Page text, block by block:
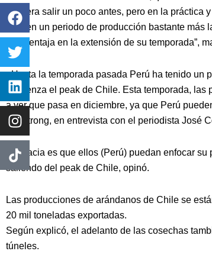
quisiera salir un poco antes, pero en la práctica
, tienen un periodo de producción bastante
una ventaja en la extensión de su temporada”,
«Hasta la temporada pasada Perú ha tenido un
comienza el peak de Chile. Esta temporada,
a ver que pasa en diciembre, ya que Perú
Armstrong, en entrevista con el periodista José
La gracia es que ellos (Perú) puedan enfocar
saliendo del peak de Chile, opinó.
Las producciones de arándanos de Chile se
20 mil toneladas exportadas.
Según explicó, el adelanto de las cosechas
túneles.